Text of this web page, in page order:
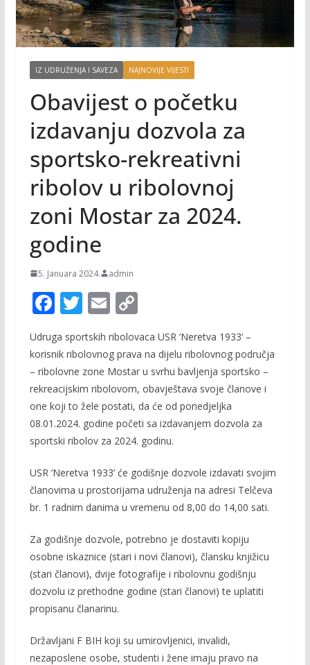
IZ UDRUŽENJA I SAVEZA NAJNOVIJE VIJESTI
Obavijest o početku
izdavanju dozvola za
sportsko-rekreativni
ribolov u ribolovnoj
zoni Mostar za 2024.
godine
5. Januara 2024. admin
F
e
b
o
o
k
T
w
itt
er
E
m
ai
l
C
p
y
Li
n
k
Udruga sportskih ribolovaca USR ‘Neretva 1933’ –
korisnik ribolovnog prava na dijelu ribolovnog područja
– ribolovne zone Mostar u svrhu bavljenja sportsko –
rekreacijskim ribolovom, obavještava svoje članove i
one koji to žele postati, da će od ponedjeljka
08.01.2024. godine početi sa izdavanjem dozvola za
sportski ribolov za 2024. godinu.
USR ‘Neretva 1933’ će godišnje dozvole izdavati svojim
članovima u prostorijama udruženja na adresi Telčeva
br. 1 radnim danima u vremenu od 8,00 do 14,00 sati.
Za godišnje dozvole, potrebno je dostaviti kopiju
osobne iskaznice (stari i novi članovi), člansku knjižicu
(stari članovi), dvije fotografije i ribolovnu godišnju
dozvolu iz prethodne godine (stari članovi) te uplatiti
propisanu članarinu.
Državljani F BIH koji su umirovljenici, invalidi,
nezaposlene osobe, studenti i žene imaju pravo na